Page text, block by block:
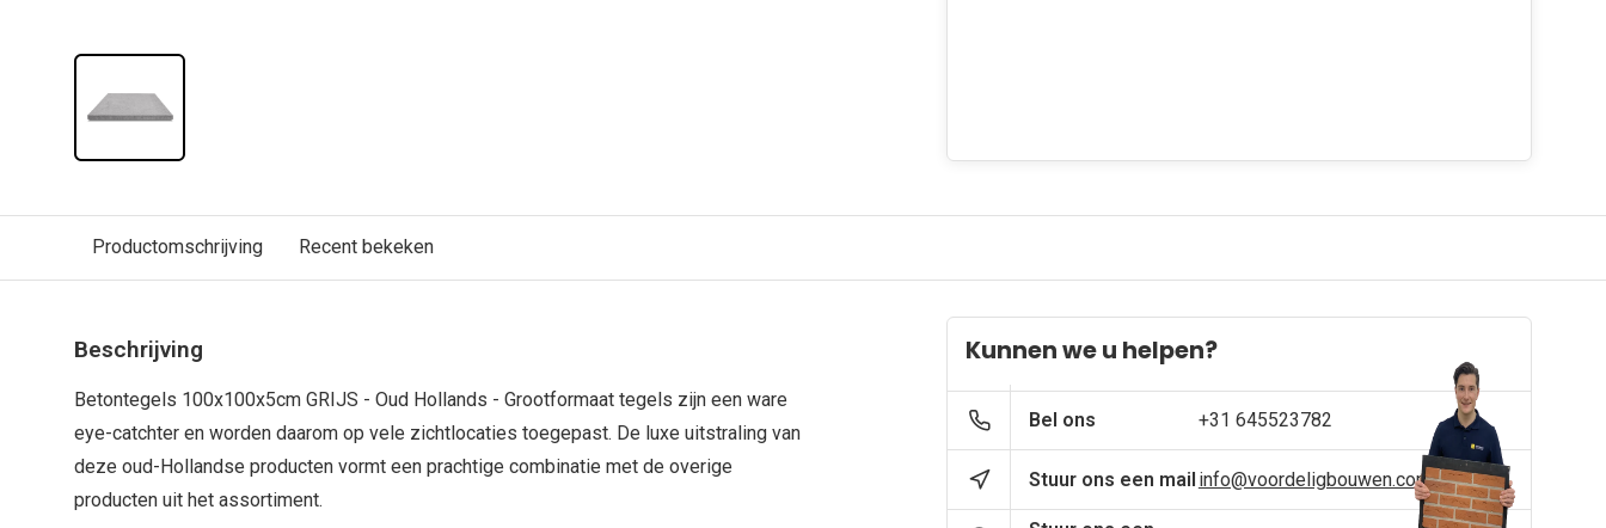
Productomschrijving Recent bekeken
Beschrijving
Betontegels 100x100x5cm GRIJS - Oud Hollands - Grootformaat tegels zijn een ware
eye-catchter en worden daarom op vele zichtlocaties toegepast. De luxe uitstraling van
deze oud-Hollandse producten vormt een prachtige combinatie met de overige
producten uit het assortiment.
Kunnen we u helpen?
Bel ons +31 645523782
Stuur ons een mail info@voordeligbouwen.com